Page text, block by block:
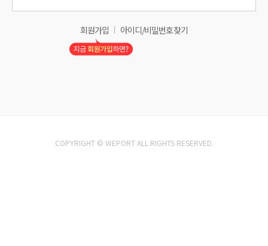
회원가입 아이디/비밀번호 찾기
COPYRIGHT © WEPORT ALL RIGHTS RESERVED.